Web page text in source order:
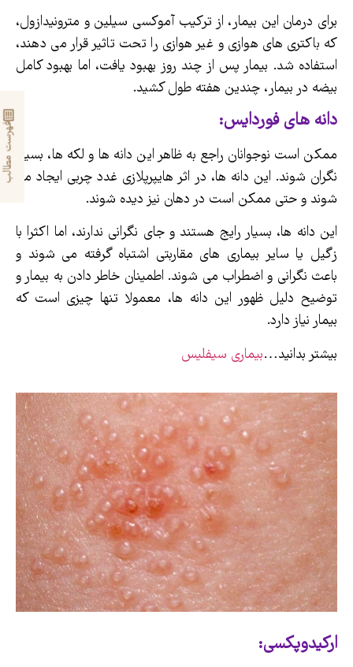
فهرست مطالب
برای درمان این بیمار، از ترکیب آموکسی سیلین و مترونیدازول،
که باکتری های هوازی و غیر هوازی را تحت تاثیر قرار می دهند،
استفاده شد. بیمار پس از چند روز بهبود یافت، اما بهبود کامل
بیضه در بیمار، چندین هفته طول کشید.
دانه های فوردایس:
ممکن است نوجوانان راجع به ظاهر این دانه ها و لکه ها، بسیار
نگران شوند. این دانه ها، در اثر هایپرپلازی غدد چربی ایجاد می
شوند و حتی ممکن است در دهان نیز دیده شوند.
این دانه ها، بسیار رایج هستند و جای نگرانی ندارند، اما اکثرا با
زگیل یا سایر بیماری های مقاربتی اشتباه گرفته می شوند و
باعث نگرانی و اضطراب می شوند. اطمینان خاطر دادن به بیمار و
توضیح دلیل ظهور این دانه ها، معمولا تنها چیزی است که
بیمار نیاز دارد.
بیشتر بدانید…بیماری سیفلیس
ارکیدوپکسی: